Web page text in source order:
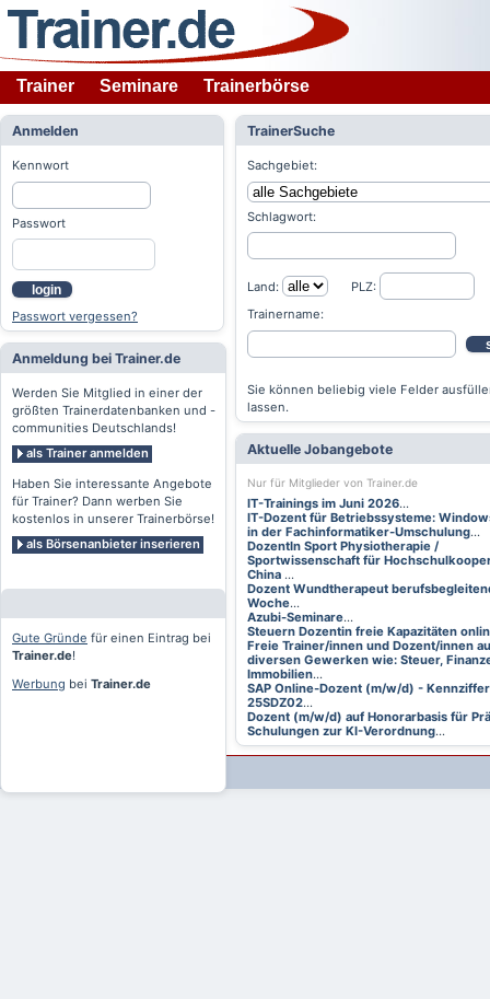
Trainer Seminare Trainerbörse
Anmelden
Kennwort
Passwort
login
Passwort vergessen?
Anmeldung bei Trainer.de
Werden Sie Mitglied in einer der
größten Trainerdatenbanken und -
communities Deutschlands!
als Trainer anmelden
Haben Sie interessante Angebote
für Trainer? Dann werben Sie
kostenlos in unserer Trainerbörse!
als Börsenanbieter inserieren
Gute Gründe für einen Eintrag bei
Trainer.de!
Werbung bei Trainer.de
TrainerSuche
Sachgebiet:
Schlagwort:
Land:
PLZ:
Trainername:
Sie können beliebig viele Felder
lassen.
Aktuelle Jobangebote
Nur für Mitglieder von Trainer.de
IT-Trainings im Juni 2026...
IT-Dozent für Betriebssysteme:
in der Fachinformatiker-Umschulung...
DozentIn Sport Physiotherapie /
Sportwissenschaft für
China ...
Dozent Wundtherapeut
Woche...
Azubi-Seminare...
Steuern Dozentin freie Kapazitäten
Freie Trainer/innen und Dozent/innen
diversen Gewerken wie: Steuer,
Immobilien...
SAP Online-Dozent (m/w/d) -
25SDZ02...
Dozent (m/w/d) auf Honorarbasis für
Schulungen zur KI-Verordnung...